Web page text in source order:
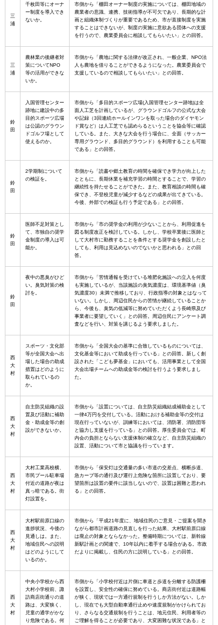
三
浦
千枚田等にオーナ
ー制度を導入でき
ないか。
市側から「棚田オーナー制度の実施については、棚田地域の
農業者の意識、連携、技術指導が不可欠であり、長期的な計
画と組織体制づくりが重要であるため、市が直接制度を実施
することはできないが、制度の実施に意欲ある団体への支援
を行うので、農業委員会に相談してもらいたい」との回答。
三
浦
農林業の後継者対
策についてNPO
等の活用ができな
いか。
市側から「農地に関する法律が改正され、一般企業、NPO法
人も農地を借りることができるようになった。農業委員会で
支援しているので相談してもらいたい」との回答。
鈴
田
入国管理センター
跡地に建設中の多
目的スポーツ広場
は公認のグラウン
ドゴルフ場として
使えるのか。
市側から「多目的スポーツ広場(入国管理センター跡地)は全
面人工芝を計画しているが、グラウンドゴルフの公式な大会
や記録（3回連続ホールインワンを取った場合のダイヤモン
ド賞など）は人工芝でも認めらるということを協会等に確認
している。また、大きな大会を行う場合に、全面（サッカー
専用グラウンド、多目的グラウンド）を利用することも可能
である」との回答。
鈴
田
2学期制について
の検証を。
市側から「読書や郷土教育の時間を確保でき学力が向上した
とともに、長期休業を補充学習の時間とすることで、学習の
継続性を持たせることができた。また、教育相談の時間も確
保でき、不登校児童が減少するなどの成果が出てきている。
今後、外部での検証も行う予定である」との回答。
鈴
田
医師不足対策とし
て、市独自の奨学
金制度の導入は可
能か。
市側から「市の奨学金の利用が少ないことから、利用促進を
図る制度改正を検討している。しかし、学校卒業後に医師と
して大村市に勤務することを条件とする奨学金を創設したと
しても、利用は見込めないのでないかと思われる」との回
答。
鈴
田
夜中の悪臭がひど
い。臭気対策の検
討を。
市側から「苦情通報を受けている堆肥化施設への立入を何度
も実施しているが、当該施設の臭気濃度は、環境基準値（臭
気濃度30）未満で推移しており、行政指導の対象とはなって
いない。しかし、周辺住民からの苦情が継続していることか
ら、今後も、臭気の低減等に努めていただくよう長崎県及び
事業者に要望していく」との回答。周辺住民にアンケート調
査などを行い、対策を講じるよう要求しました。
西
大
村
スポーツ・文化部
等が全国大会へ出
場した場合の助成
措置はどのように
取られているの
か。
市側から「全国大会の基準に合致しているものについては、
文化基金等において助成を行っている」との回答。新しく創
設された「こども夢基金」においても、活用事業として全国
大会出場チームへの助成金等の検討を行うよう要求しまし
た。
西
大
村
自主防災組織の設
置及び活動に補助
金・助成金等の創
設ができないか。
市側から「設置については、自主防災組織結成補助金として
一律4万円を交付している。活動における補助金等の交付は
現在行っていないが、訓練等においては、消防署、消防団等
と協力し支援を行っている」との回答。厚生委員会では、町
内会の負担とならない支援体制の確立など、自主防災組織の
設置、活動について市と協議を行っています。
西
大
村
大村工業高校横、
市民プール駐車場
付近の道路が夜は
真っ暗である。街
灯設置を。
市側から「保安灯は交通量の多い市道の交差点、横断歩道、
急カーブ等の通行及び運行上危険な箇所に設置しており、要
望箇所は設置の要件に該当しないので、設置は困難と思われ
る」との回答。
西
大
村
大村駅前原口線の
進捗状況、今後の
見通しは。また、
地域住民への説明
はどのようにして
いるのか。
市側から「平成21年度に、地域住民のご意見・ご提案を聞き
ながら都市計画道路の見直しを行った結果、大村駅前原口線
は廃止の対象とならなかった。整備時期については、新幹線
新駅計画との関連で、10年以内に着手する場合がある。市政
だよりに掲載し、住民の方に説明している」との回答。
西
大
村
中央小学校から西
大村小学校前、諏
訪商店街通りの道
路は、大変狭く、
児童の通学がかな
り危険である。何
市側から「小学校付近は片側に車道と歩道を分離する防護柵
を設置し、安全性の確保に努めている。商店街付近は道路幅
が狭く、現状では一方通行規制を行うしか方法がない。しか
し、現在でも大型自動車通行止めや速度規制がかけられてお
り、さらなる交通規制を行うことは、地元住民、利用者等の
ご理解を得ることが必要であり、大変困難な状況である」と